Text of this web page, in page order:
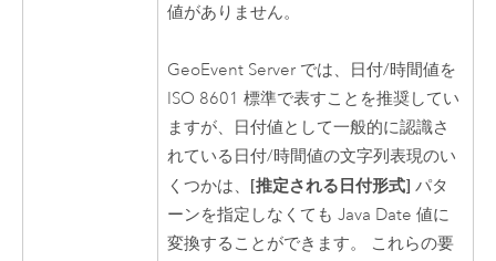
値がありません。
GeoEvent Server では、日付/時間値を
ISO 8601 標準で表すことを推奨してい
ますが、日付値として一般的に認識さ
れている日付/時間値の文字列表現のい
くつかは、 [推定される日付形式] パタ
ーンを指定しなくても Java Date 値に
変換することができます。 これらの要